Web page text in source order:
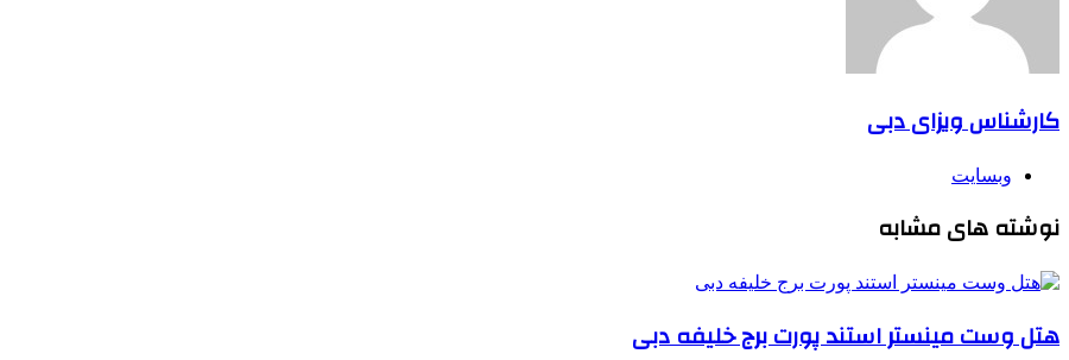
کارشناس ویزای دبی
وبسایت
نوشته های مشابه
هتل وست مینستر استند پورت برج خلیفه دبی